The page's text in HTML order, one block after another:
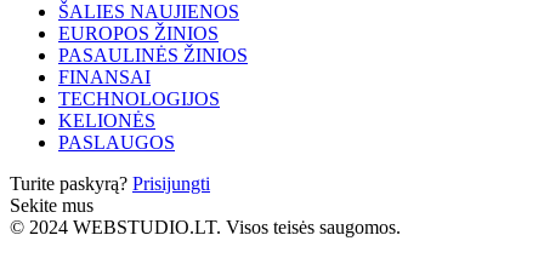
ŠALIES NAUJIENOS
EUROPOS ŽINIOS
PASAULINĖS ŽINIOS
FINANSAI
TECHNOLOGIJOS
KELIONĖS
PASLAUGOS
Turite paskyrą? Prisijungti
Sekite mus
© 2024 WEBSTUDIO.LT. Visos teisės saugomos.